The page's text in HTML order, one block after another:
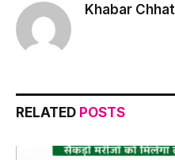
Khabar
RELATED POSTS